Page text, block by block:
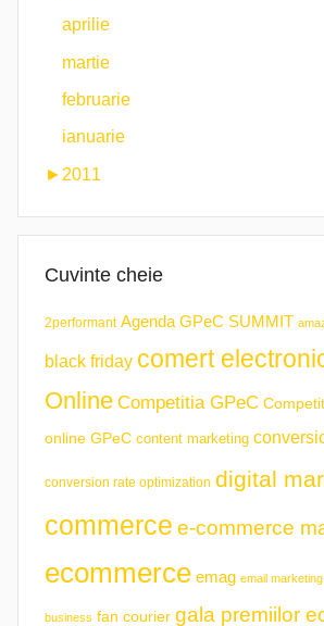
aprilie
martie
februarie
ianuarie
► 2011
Cuvinte cheie
2performant Agenda GPeC SUMMIT
black friday comert
Online Competitia GPeC
online GPeC content marketing
conversion rate optimization digital
commerce e-commerce
ecommerce emag email marketing
business fan courier gala premiilor